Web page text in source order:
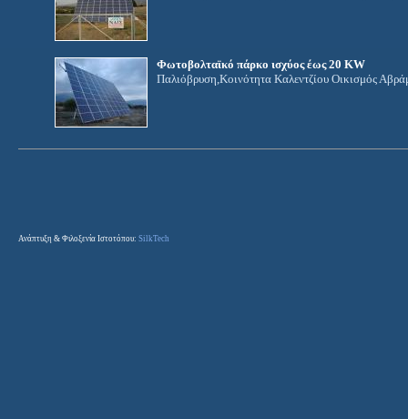
Φωτοβολταϊκό πάρκο ισχύος έως 20 KW
Παλιόβρυση,Κοινότητα Καλεντζίου Οικισμός
Ανάπτυξη & Φιλοξενία Ιστοτόπου: SilkTech